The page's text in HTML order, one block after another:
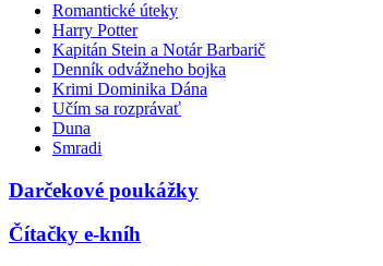
Romantické úteky
Harry Potter
Kapitán Stein a Notár Barbarič
Denník odvážneho bojka
Krimi Dominika Dána
Učím sa rozprávať
Duna
Smradi
Darčekové poukážky
Čítačky e-kníh